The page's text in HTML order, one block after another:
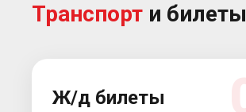
Транспорт и билеты
Ж/д билеты